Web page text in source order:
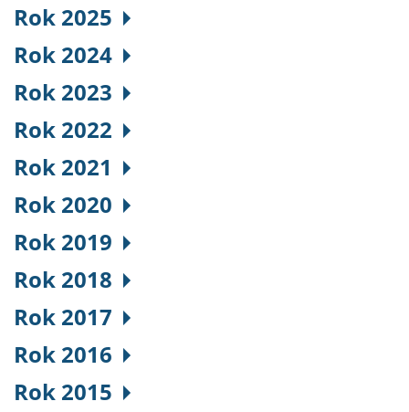
Rok 2025
Rok 2024
Rok 2023
Rok 2022
Rok 2021
Rok 2020
Rok 2019
Rok 2018
Rok 2017
Rok 2016
Rok 2015